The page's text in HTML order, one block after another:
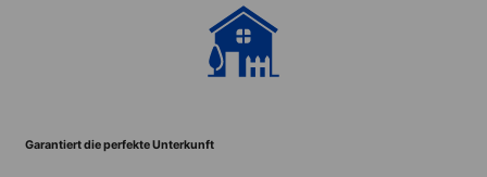
Garantiert die perfekte Unterkunft